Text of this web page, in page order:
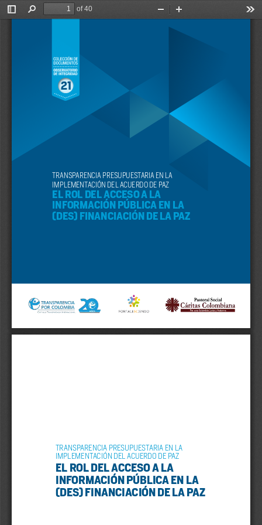
Toggle
Find
of 40
Zoom
TRANSPARENCIA PRESUPUESTARIA EN LA
IMPLEMENTACIÓN DEL ACUERDO DE PAZ
EL ROL DEL ACCESO A LA
INFORMACIÓN PÚBLICA EN LA
(DES) FINANCIACIÓN DE LA PAZ
21
TRANSPARENCIA PRESUPUESTARIA EN LA
IMPLEMENTACIÓN DEL ACUERDO DE PAZ
EL ROL DEL ACCESO A LA
INFORMACIÓN PÚBLICA EN LA
(DES) FINANCIACIÓN DE LA PAZ